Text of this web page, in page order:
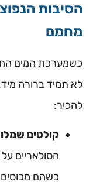
הסיבות
מחמם
כשמערכת המים
לא תמיד ברורה
להכיר:
קולטים
הסולאריים
כשהם